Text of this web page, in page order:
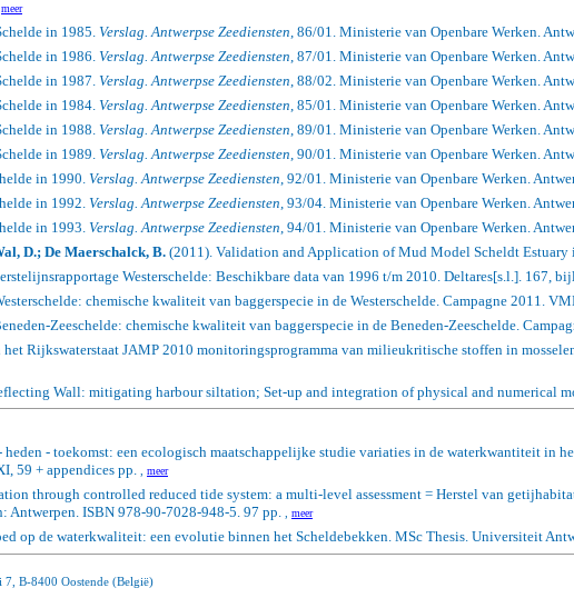
meer
in 1985. Verslag. Antwerpse Zeediensten , 86/01. Ministerie van Openbare Werken.
in 1986. Verslag. Antwerpse Zeediensten , 87/01. Ministerie van Openbare Werken.
in 1987. Verslag. Antwerpse Zeediensten , 88/02. Ministerie van Openbare Werken.
in 1984. Verslag. Antwerpse Zeediensten , 85/01. Ministerie van Openbare Werken.
in 1988. Verslag. Antwerpse Zeediensten , 89/01. Ministerie van Openbare Werken.
in 1989. Verslag. Antwerpse Zeediensten , 90/01. Ministerie van Openbare Werken.
in 1990. Verslag. Antwerpse Zeediensten , 92/01. Ministerie van Openbare Werken.
in 1992. Verslag. Antwerpse Zeediensten , 93/04. Ministerie van Openbare Werken.
in 1993. Verslag. Antwerpse Zeediensten , 94/01. Ministerie van Openbare Werken.
D.; De Maerschalck, B.(2011). Validation and Application of Mud Model Scheldt Estuary
Westerschelde: Beschikbare data van 1996 t/m 2010. Deltares[s.l.]. 167,
chemische kwaliteit van baggerspecie in de Westerschelde. Campagne 2011.
Zeeschelde: chemische kwaliteit van baggerspecie in de Beneden-Zeeschelde.
Rijkswaterstaat JAMP 2010 monitoringsprogramma van milieukritische stoffen in
Wall: mitigating harbour siltation; Set-up and integration of physical and numerical
- toekomst: een ecologisch maatschappelijke studie variaties in de waterkwantiteit in
59 + appendices pp.
meer
through controlled reduced tide system: a multi-level assessment = Herstel van
Antwerpen. ISBN 978-90-7028-948-5. 97 pp.
meer
op de waterkwaliteit: een evolutie binnen het Scheldebekken. MSc Thesis. Universiteit
7, B-8400 Oostende (België)